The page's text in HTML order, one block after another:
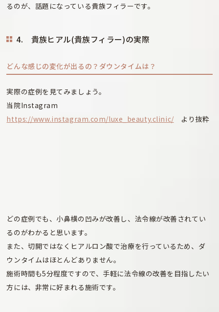
るのが、話題になっている貴族フィラーです。
4. 貴族ヒアル(貴族フィラー)の実際
どんな感じの変化が出るの？ダウンタイムは？
実際の症例を見てみましょう。
当院Instagram
https://www.instagram.com/luxe_beauty.clinic/ より抜粋
どの症例でも、小鼻横の凹みが改善し、法令線が改善されてい
るのがわかると思います。
また、切開ではなくヒアルロン酸で治療を行っているため、ダ
ウンタイムはほとんどありません。
施術時間も5分程度ですので、手軽に法令線の改善を目指したい
方には、非常に好まれる施術です。